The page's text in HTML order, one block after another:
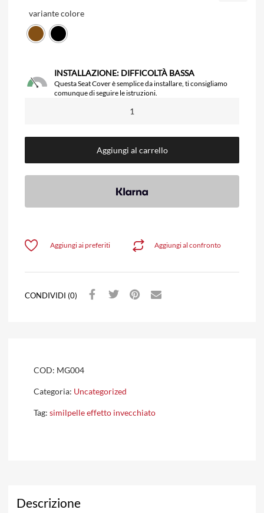
variante colore
INSTALLAZIONE: DIFFICOLTÀ BASSA
Questa Seat Cover è semplice da installare, ti consigliamo
comunque di seguire le istruzioni.
Aggiungi al carrello
Aggiungi al confronto
Aggiungi ai preferiti
CONDIVIDI (0)
COD: MG004
Categoria: Uncategorized
Tag: similpelle effetto invecchiato
Descrizione